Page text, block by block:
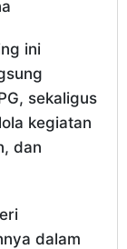
ini
sekaligus
kegiatan
dan
dalam